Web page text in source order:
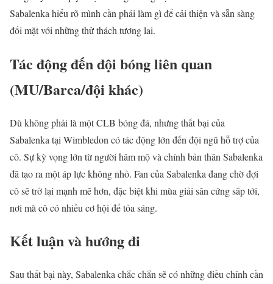
Sabalenka hiểu rõ mình cần phải làm gì để cải thiện và sẵn sàng
đối mặt với những thử thách tương lai.
Tác động đến đội bóng liên quan
(MU/Barca/đội khác)
Dù không phải là một CLB bóng đá, nhưng thất bại của
Sabalenka tại Wimbledon có tác động lớn đến đội ngũ hỗ trợ của
cô. Sự kỳ vọng lớn từ người hâm mộ và chính bản thân Sabalenka
đã tạo ra một áp lực không nhỏ. Fan của Sabalenka đang chờ đợi
cô sẽ trở lại mạnh mẽ hơn, đặc biệt khi mùa giải sân cứng sắp tới,
nơi mà cô có nhiều cơ hội để tỏa sáng.
Kết luận và hướng đi
Sau thất bại này, Sabalenka chắc chắn sẽ có những điều chỉnh cần